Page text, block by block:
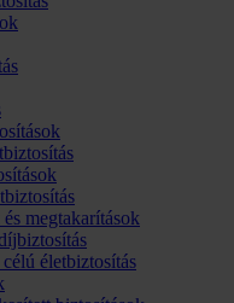
megtakarítások
életbiztosítás